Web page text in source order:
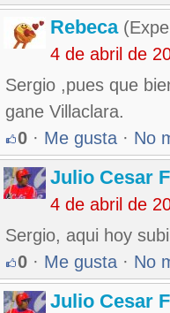
Rebeca
4 de abril de
Sergio ,pues que
gane Villaclara.
0 · Me gusta · No
Julio Cesar
4 de abril de
Sergio, aqui hoy
0 · Me gusta · No
Julio Cesar